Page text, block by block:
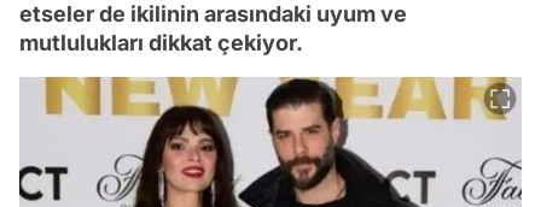
etseler de ikilinin arasındaki uyum ve
mutlulukları dikkat çekiyor.